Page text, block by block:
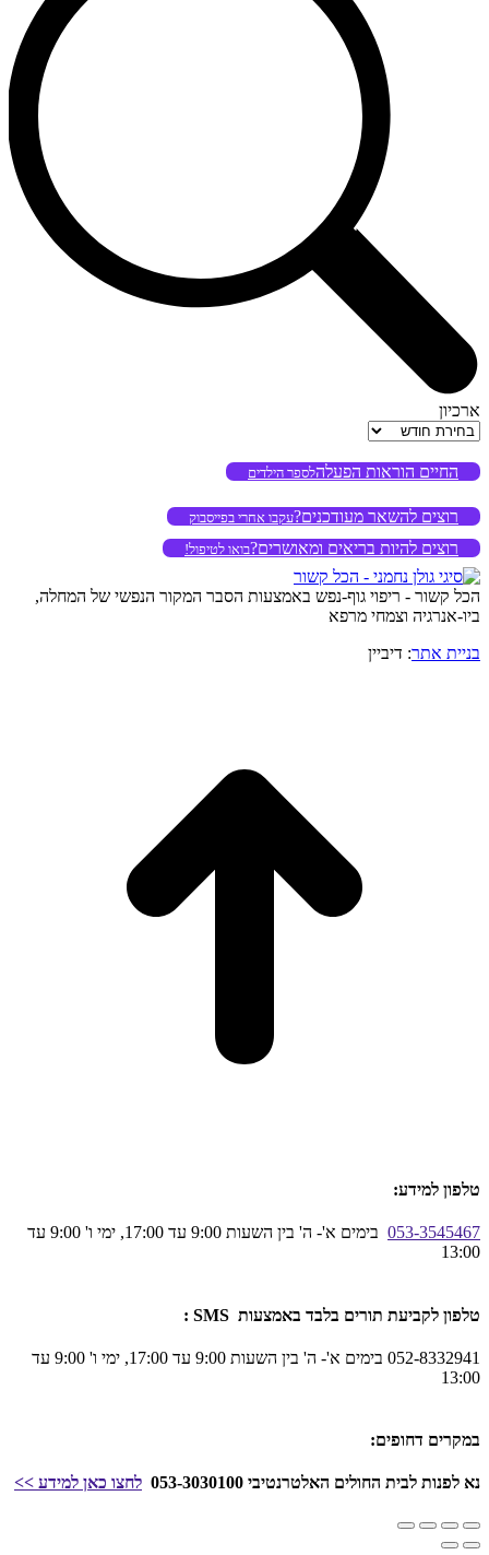
ארכיון
ארכיון
החיים הוראות הפעלהלספר הילדים
רוצים להשאר מעודכנים?עקבו אחרי בפייסבוק
רוצים להיות בריאים ומאושרים?בואו לטיפול!
הכל קשור - ריפוי גוף-נפש באמצעות הסבר המקור הנפשי של המחלה,
ביו-אנרגיה וצמחי מרפא
בניית אתר: דיביין
טלפון למידע:
053-3545467
בימים א'- ה' בין השעות 9:00 עד 17:00, ימי ו' 9:00 עד
13:00
טלפון לקביעת תורים בלבד באמצעות SMS :
052-8332941 בימים א'- ה' בין השעות 9:00 עד 17:00, ימי ו' 9:00 עד
13:00
במקרים דחופים:
נא לפנות לבית החולים האלטרנטיבי 053-3030100 לחצו כאן למידע >>